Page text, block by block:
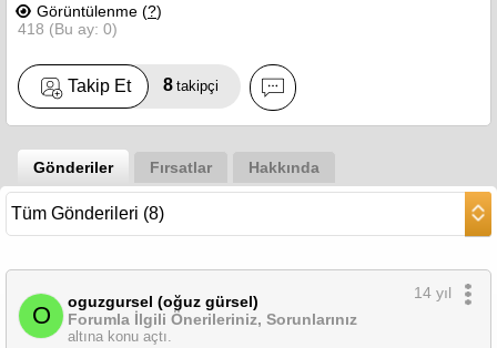
Görüntülenme (?)
418 (Bu ay: 0)
Takip Et 8 takipçi
Gönderiler Fırsatlar Hakkında
O
oguzgursel (oğuz gürsel)
Forumla İlgili Önerileriniz, Sorunlarınız
altına konu açtı.
14 yıl